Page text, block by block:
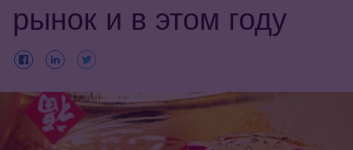
рынок и в этом году